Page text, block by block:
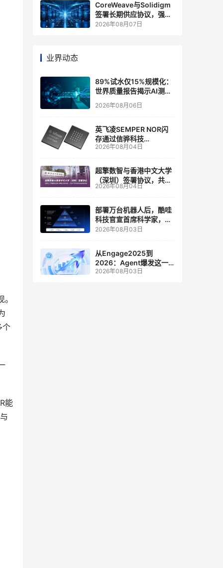
个
能
CoreWeave与Solidigm
签署长期供应协议，强化
一体化人工智能云平台
2026年08月07日
业界动态
89%试水仅15%规模化：
世界质量报告揭示AI测
试"落地鸿沟"
2026年08月06日
英飞凌SEMPER NOR闪
存通过信骅科技
AST2700 BMC认证，全
管理
2026年08月04日
超擎数智与香港中文大学
（深圳）签署协议，共建
人工智能和边缘计算联合
2026年08月04日
部署万台机器人后，酷哇
科技官宣首席科学家，要
让世界模型交付生产力
2026年08月03日
从Engage2025到
2026：Agent爆发这一
年，AI CRM 走到哪了
2026年08月03日